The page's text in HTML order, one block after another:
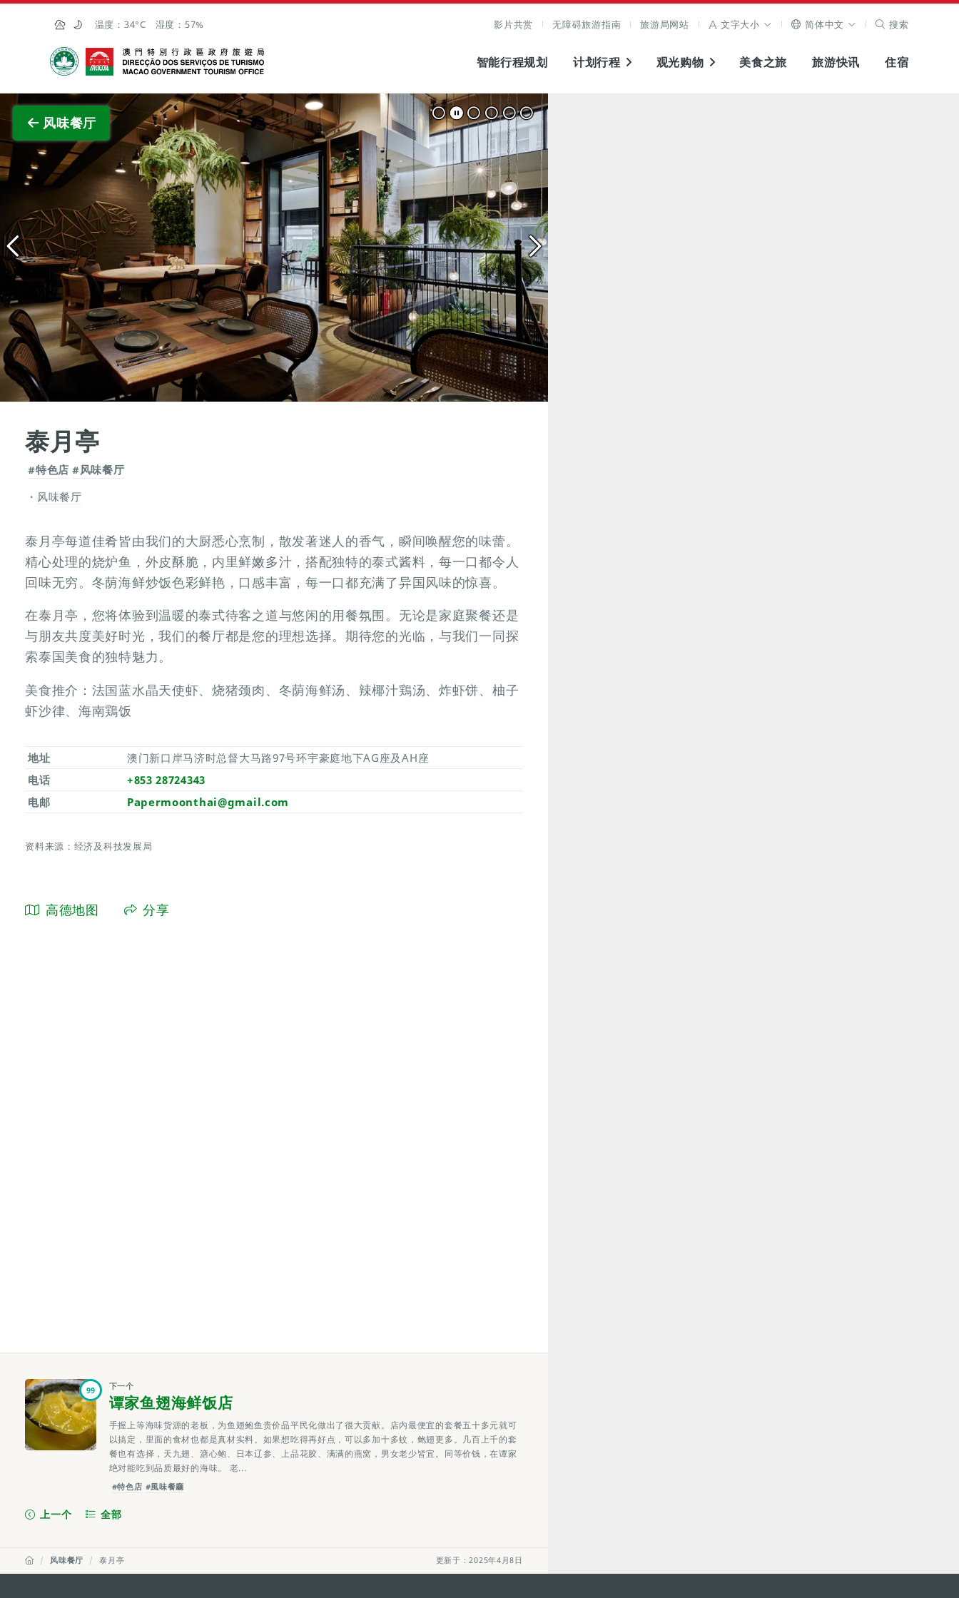
跳至主内容
温度： 34°C 湿度： 57% 影片共赏 无障碍旅游指南 旅游局网站 文字大小 简体中文 搜索
澳门特别行政区政府旅游局
智能行程规划 计划行程 观光购物 美食之旅 旅游快讯 住宿
风味餐厅
查看原图
泰月亭
#特色店 #风味餐厅
风味餐厅
泰月亭每道佳肴皆由我们的大厨悉心烹制，散发著迷人的香气，瞬间唤醒您的味蕾。
精心处理的烧炉鱼，外皮酥脆，内里鲜嫩多汁，搭配独特的泰式酱料，每一口都令人
回味无穷。冬荫海鲜炒饭色彩鲜艳，口感丰富，每一口都充满了异国风味的惊喜。
在泰月亭，您将体验到温暖的泰式待客之道与悠闲的用餐氛围。无论是家庭聚餐还是
与朋友共度美好时光，我们的餐厅都是您的理想选择。期待您的光临，与我们一同探
索泰国美食的独特魅力。
美食推介：法国蓝水晶天使虾、烧猪颈肉、冬荫海鲜汤、辣椰汁鶏汤、炸虾饼、柚子
虾沙律、海南鶏饭
地址
澳门新口岸马济时总督大马路97号环宇豪庭地下AG座及AH座
电话
+853 28724343
电邮
Papermoonthai@gmail.com
资料来源：经济及科技发展局
高德地图 分享
99 下一个
谭家鱼翅海鲜饭店
手握上等海味货源的老板，为鱼翅鲍鱼贵价品平民化做出了很大贡献。店内最便宜的套餐五十多元就可
以搞定，里面的食材也都是真材实料。如果想吃得再好点，可以多加十多蚊，鲍翅更多。几百上千的套
餐也有选择，天九翅、溏心鲍、日本辽参、上品花胶、满满的燕窝，男女老少皆宜。同等价钱，在谭家
绝对能吃到品质最好的海味。 老...
#特色店 #風味餐廳
上一个 全部
更新于：2025年4月8日
风味餐厅 泰月亭